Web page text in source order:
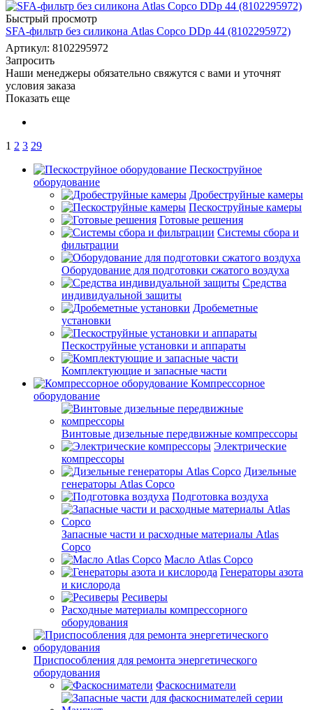
Быстрый просмотр
SFA-фильтр без силикона Atlas Copco DDp 44 (8102295972)
Артикул: 8102295972
Запросить
Наши менеджеры обязательно свяжутся с вами и уточнят
условия заказа
Показать еще
1 2 3 29
Пескоструйное
оборудование
Дробеструйные камеры
Пескоструйные камеры
Готовые решения
Системы сбора и
фильтрации
Оборудование для подготовки сжатого воздуха
Средства
индивидуальной защиты
Дробеметные
установки
Пескоструйные установки и аппараты
Комплектующие и запасные части
Компрессорное
оборудование
Винтовые дизельные передвижные компрессоры
Электрические
компрессоры
Дизельные
генераторы Atlas Copco
Подготовка воздуха
Запасные части и расходные материалы Atlas
Copco
Масло Atlas Copco
Генераторы азота
и кислорода
Ресиверы
Расходные материалы компрессорного
оборудования
Приспособления для ремонта энергетического
оборудования
Фаскосниматели